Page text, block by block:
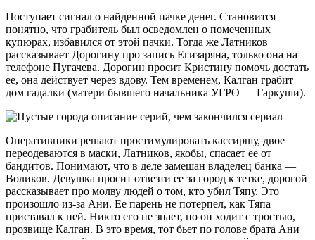
Поступает сигнал о найденной пачке денег. Становится
понятно, что грабитель был осведомлен о помеченных
купюрах, избавился от этой пачки. Тогда же Латников
рассказывает Дорогину про запись Егизаряна, только она на
телефоне Пугачева. Дорогин просит Кристину помочь достать
ее, она действует через вдову. Тем временем, Калган грабит
дом гадалки (матери бывшего начальника УГРО — Гаркуши).
Оперативники решают простимулировать кассиршу, двое
переодеваются в маски, Латников, якобы, спасает ее от
бандитов. Понимают, что в деле замешан владелец банка —
Воликов. Девушка просит отвезти ее за город к тетке, дорогой
рассказывает про молву людей о том, кто убил Тяпу. Это
произошло из-за Ани. Ее парень не потерпел, как Тяпа
приставал к ней. Никто его не знает, но он ходит с тростью,
прозвище Калган. В это время, тот бьет по голове брата Ани